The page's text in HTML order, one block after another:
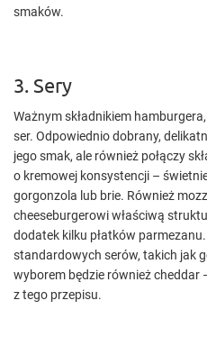
smaków.
3. Sery
Ważnym składnikiem
ser. Odpowiednio dobrany,
jego smak, ale również połączy
o kremowej konsystencji –
gorgonzola lub brie. Również
cheeseburgerowi właściwą
dodatek kilku płatków
standardowych serów, takich jak
wyborem będzie również cheddar
z tego przepisu.